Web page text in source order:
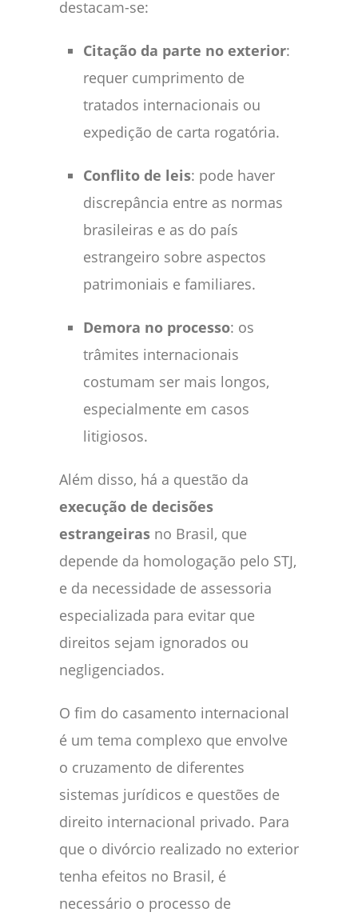
destacam-se:
Citação da parte no exterior:
requer cumprimento de
tratados internacionais ou
expedição de carta rogatória.
Conflito de leis: pode haver
discrepância entre as normas
brasileiras e as do país
estrangeiro sobre aspectos
patrimoniais e familiares.
Demora no processo: os
trâmites internacionais
costumam ser mais longos,
especialmente em casos
litigiosos.
Além disso, há a questão da
execução de decisões
estrangeiras no Brasil, que
depende da homologação pelo STJ,
e da necessidade de assessoria
especializada para evitar que
direitos sejam ignorados ou
negligenciados.
O fim do casamento internacional
é um tema complexo que envolve
o cruzamento de diferentes
sistemas jurídicos e questões de
direito internacional privado. Para
que o divórcio realizado no exterior
tenha efeitos no Brasil, é
necessário o processo de